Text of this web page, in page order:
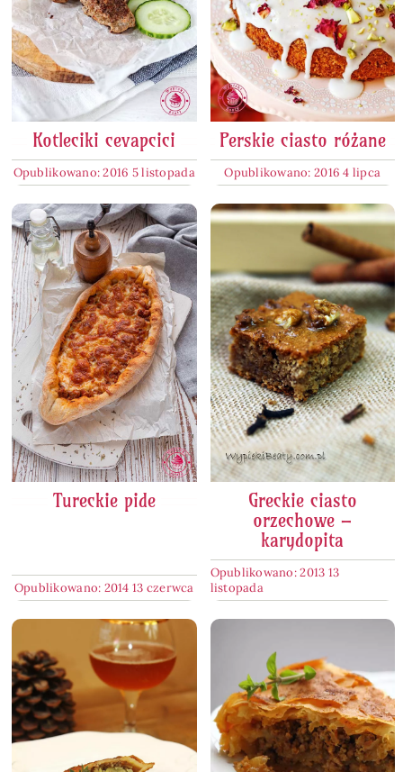
Kotleciki cevapcici
Opublikowano: 2016 5 listopada
Perskie ciasto różane
Opublikowano: 2016 4 lipca
Tureckie pide
Opublikowano: 2014 13 czerwca
Greckie ciasto
orzechowe –
karydopita
Opublikowano: 2013 13
listopada